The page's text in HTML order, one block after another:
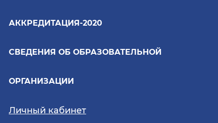
АККРЕДИТАЦИЯ-2020
СВЕДЕНИЯ ОБ ОБРАЗОВАТЕЛЬНОЙ
ОРГАНИЗАЦИИ
Личный кабинет